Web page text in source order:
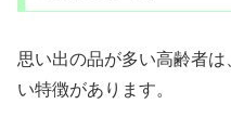
思い出の品が多い高齢者
い特徴があります。